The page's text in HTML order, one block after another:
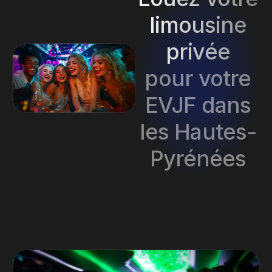
limousine
privée
pour votre
EVJF dans
les Hautes-
Pyrénées